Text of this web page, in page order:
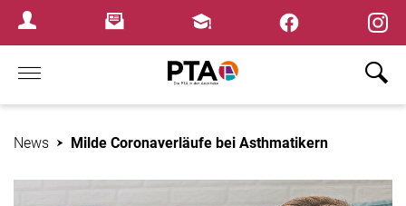
Login MenuNewsletterFortbildungen
Home
News Milde Coronaverläufe bei Asthmatikern
×